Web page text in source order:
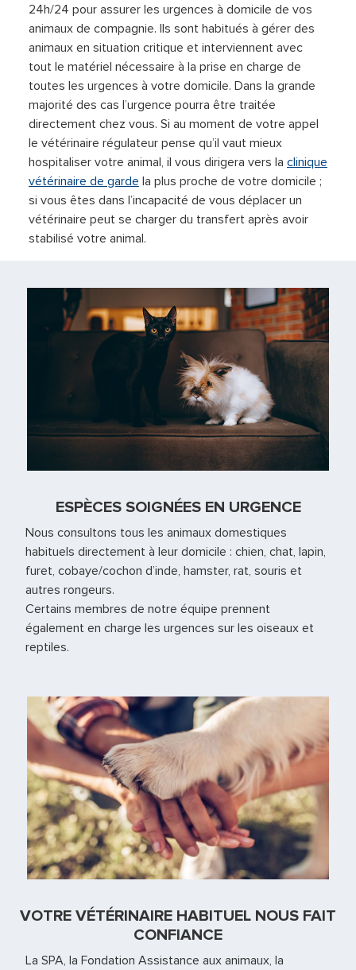
24h/24 pour assurer les urgences à domicile de vos
animaux de compagnie. Ils sont habitués à gérer des
animaux en situation critique et interviennent avec
tout le matériel nécessaire à la prise en charge de
toutes les urgences à votre domicile. Dans la grande
majorité des cas l’urgence pourra être traitée
directement chez vous. Si au moment de votre appel
le vétérinaire régulateur pense qu’il vaut mieux
hospitaliser votre animal, il vous dirigera vers la clinique
vétérinaire de garde la plus proche de votre domicile ;
si vous êtes dans l’incapacité de vous déplacer un
vétérinaire peut se charger du transfert après avoir
stabilisé votre animal.
ESPÈCES SOIGNÉES EN URGENCE
Nous consultons tous les animaux domestiques
habituels directement à leur domicile : chien, chat, lapin,
furet, cobaye/cochon d’inde, hamster, rat, souris et
autres rongeurs.
Certains membres de notre équipe prennent
également en charge les urgences sur les oiseaux et
reptiles.
VOTRE VÉTÉRINAIRE HABITUEL NOUS FAIT
CONFIANCE
La SPA, la Fondation Assistance aux animaux, la